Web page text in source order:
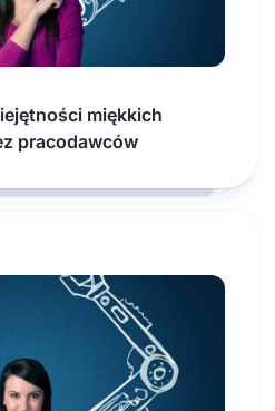
miękkich
pracodawców